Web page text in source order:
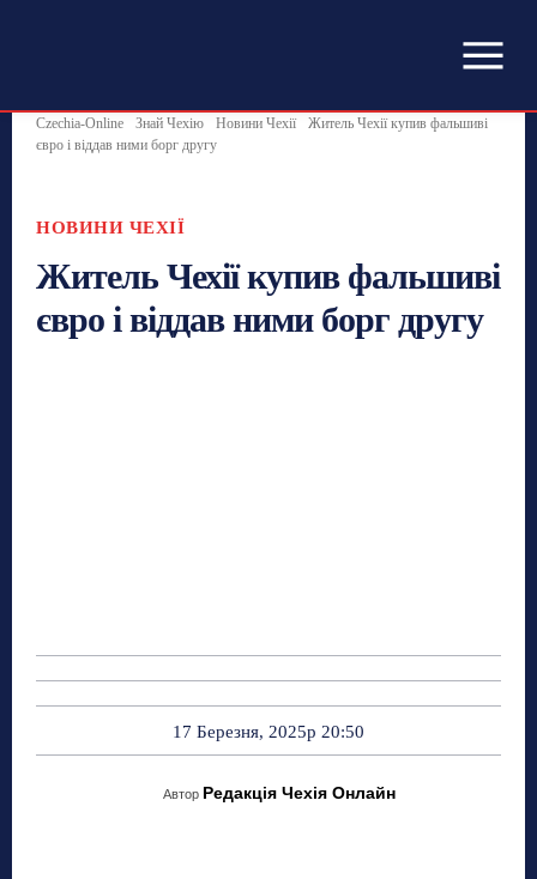
Czechia-Online Знай Чехію Новини Чехії
Житель Чехії купив фальшиві
євро і віддав ними борг другу
НОВИНИ ЧЕХІЇ
Житель Чехії купив фальшиві
євро і віддав ними борг другу
17 Березня, 2025р 20:50
Автор Редакція Чехія Онлайн